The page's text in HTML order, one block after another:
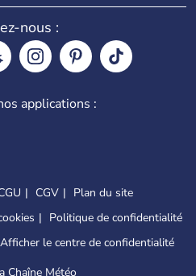
nous :
applications :
CGV
Plan du site
Politique de confidentialité
Afficher le centre de confidentialité
Chaîne Météo